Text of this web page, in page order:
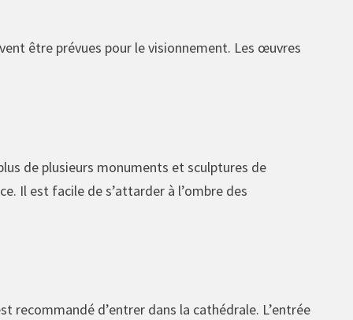
être prévues pour le visionnement. Les œuvres
de plusieurs monuments et sculptures de
Il est facile de s’attarder à l’ombre des
recommandé d’entrer dans la cathédrale. L’entrée